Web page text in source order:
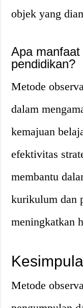
objek yang
Apa
pendidikan?
Metode
dalam
kemajuan
efektivitas
membantu
kurikulum dan
meningkatkan
Metode